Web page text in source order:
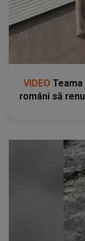
VIDEO
români să